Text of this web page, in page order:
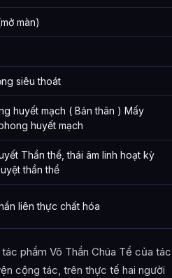
màn)
siêu thoát
huyết mạch ( Bản thân ) Mấy
huyết mạch
Thần thể, thái âm linh hoạt kỳ
thần thể
liên thực chất hóa
phẩm Võ Thần Chúa Tể của tác
cộng tác, trên thực tế hai người